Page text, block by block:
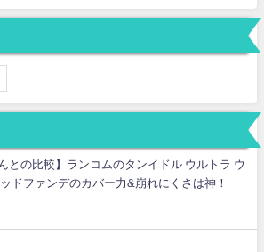
との比較】ランコムのタンイドル ウルトラ ウ
ドファンデのカバー力&崩れにくさは神！